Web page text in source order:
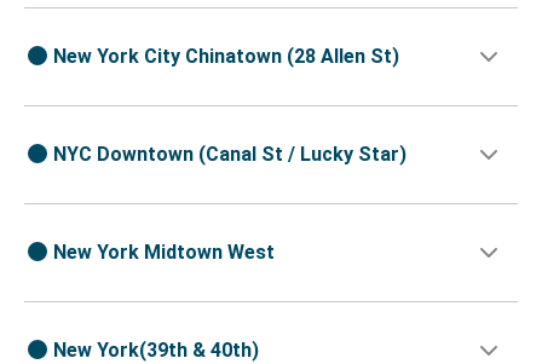
New York City Chinatown (28 Allen St)
NYC Downtown (Canal St / Lucky Star)
New York Midtown West
New York(39th & 40th)